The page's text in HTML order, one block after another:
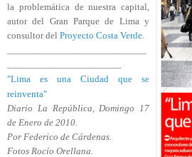
la problemática de nuestra capital,
autor del Gran Parque de Lima y
consultor del Proyecto Costa Verde
"Lima es una Ciudad que se
reinventa"
Diario La República, Domingo 17
de Enero de 2010.
Por Federico de Cárdenas.
Fotos Rocío Orellana.